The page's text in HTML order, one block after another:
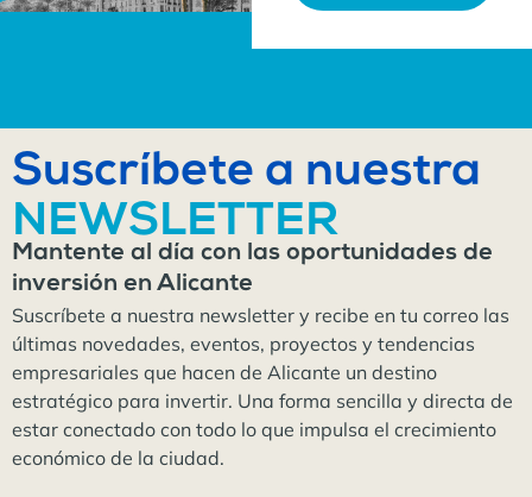
Suscríbete a nuestra
NEWSLETTER
Mantente al día con las oportunidades de
inversión en Alicante
Suscríbete a nuestra newsletter y recibe en tu correo las
últimas novedades, eventos, proyectos y tendencias
empresariales que hacen de Alicante un destino
estratégico para invertir. Una forma sencilla y directa de
estar conectado con todo lo que impulsa el crecimiento
económico de la ciudad.